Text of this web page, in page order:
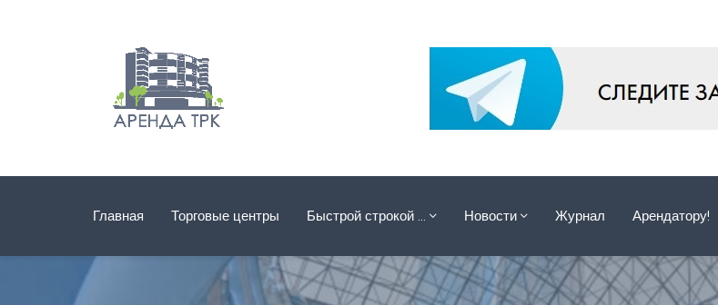
Главная Торговые центры Быстрой строкой … Новости Журнал Арендатору!